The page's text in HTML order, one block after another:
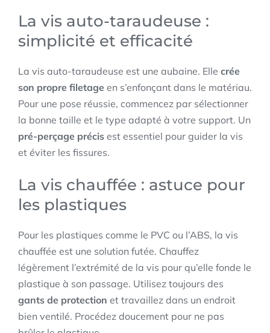
La vis auto-taraudeuse :
simplicité et efficacité
La vis auto-taraudeuse est une aubaine. Elle crée
son propre filetage en s’enfonçant dans le matériau.
Pour une pose réussie, commencez par sélectionner
la bonne taille et le type adapté à votre support. Un
pré-perçage précis est essentiel pour guider la vis
et éviter les fissures.
La vis chauffée : astuce pour
les plastiques
Pour les plastiques comme le PVC ou l’ABS, la vis
chauffée est une solution futée. Chauffez
légèrement l’extrémité de la vis pour qu’elle fonde le
plastique à son passage. Utilisez toujours des
gants de protection et travaillez dans un endroit
bien ventilé. Procédez doucement pour ne pas